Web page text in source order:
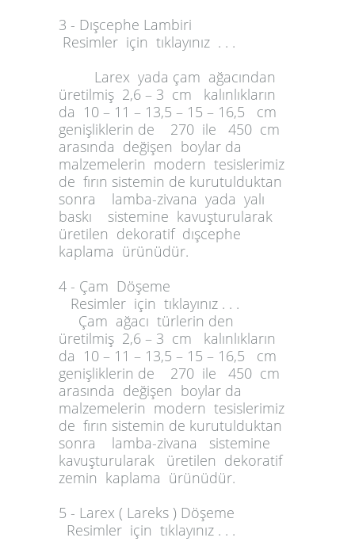
3 - Dışcephe Lambiri
Resimler için tıklayınız . . .
Larex yada çam ağacından
üretilmiş 2,6 – 3 cm kalınlıkların
da 10 – 11 – 13,5 – 15 – 16,5 cm
genişliklerin de 270 ile 450 cm
arasında değişen boylar da
malzemelerin modern tesislerimiz
de fırın sistemin de kurutulduktan
sonra lamba-zivana yada yalı
baskı sistemine kavuşturularak
üretilen dekoratif dışcephe
kaplama ürünüdür.
4 - Çam Döşeme
Resimler için tıklayınız . . .
Çam ağacı türlerin den
üretilmiş 2,6 – 3 cm kalınlıkların
da 10 – 11 – 13,5 – 15 – 16,5 cm
genişliklerin de 270 ile 450 cm
arasında değişen boylar da
malzemelerin modern tesislerimiz
de fırın sistemin de kurutulduktan
sonra lamba-zivana sistemine
kavuşturularak üretilen dekoratif
zemin kaplama ürünüdür.
5 - Larex ( Lareks ) Döşeme
Resimler için tıklayınız . . .